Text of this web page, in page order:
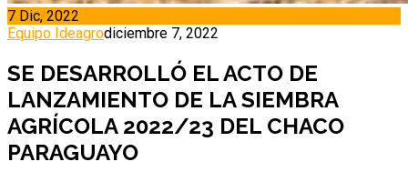
7 Dic, 2022
Equipo Ideagrodiciembre 7, 2022
SE DESARROLLÓ EL ACTO DE
LANZAMIENTO DE LA SIEMBRA
AGRÍCOLA 2022/23 DEL CHACO
PARAGUAYO